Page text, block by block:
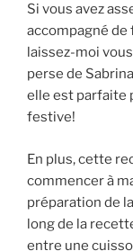
Si vous avez
accompagné
laissez-moi
perse de
elle est parfaite
festive!
En plus, cette
commencer à
préparation de
long de la
entre une